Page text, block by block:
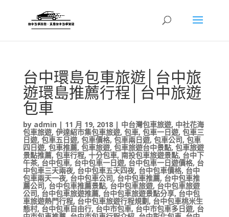
台中環島包車旅遊│台中旅
遊環島推薦行程│台中旅遊
包車
by admin | 11 月 19, 2018| 中台灣包車旅遊, 中社花海
包車旅遊, 伊達紹市集包車旅遊, 包車, 包車一日遊, 包車三
日遊, 包車五日遊, 包車價格, 包車兩日遊, 包車公司, 包車
四日遊, 包車推薦, 包車旅遊, 包車旅遊台中景點, 包車旅遊
景點推薦, 包車行程, 十分包車, 南投包車旅遊景點, 台中下
午茶, 台中包車, 台中包車一日遊, 台中包車一日遊價格, 台
中包車三天兩夜, 台中包車五天四夜, 台中包車價格, 台中
包車兩天一夜, 台中包車公司, 台中包車推薦, 台中包車推
薦公司, 台中包車推薦景點, 台中包車旅遊, 台中包車旅遊
公司, 台中包車旅遊推薦, 台中包車旅遊景點分享, 台中包
車旅遊熱門行程, 台中包車旅遊行程規劃, 台中包車桃米生
態村, 台中包車自由行, 台中市包車, 台中市包車多日遊, 台